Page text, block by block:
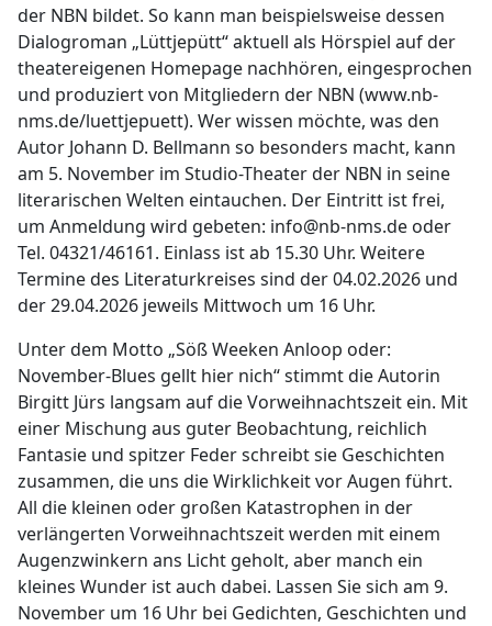
der NBN bildet. So kann man beispielsweise dessen
Dialogroman „Lüttjepütt“ aktuell als Hörspiel auf der
theatereigenen Homepage nachhören, eingesprochen
und produziert von Mitgliedern der NBN (www.nb-
nms.de/luettjepuett). Wer wissen möchte, was den
Autor Johann D. Bellmann so besonders macht, kann
am 5. November im Studio-Theater der NBN in seine
literarischen Welten eintauchen. Der Eintritt ist frei,
um Anmeldung wird gebeten: info@nb-nms.de oder
Tel. 04321/46161. Einlass ist ab 15.30 Uhr. Weitere
Termine des Literaturkreises sind der 04.02.2026 und
der 29.04.2026 jeweils Mittwoch um 16 Uhr.
Unter dem Motto „Söß Weeken Anloop oder:
November-Blues gellt hier nich“ stimmt die Autorin
Birgitt Jürs langsam auf die Vorweihnachtszeit ein. Mit
einer Mischung aus guter Beobachtung, reichlich
Fantasie und spitzer Feder schreibt sie Geschichten
zusammen, die uns die Wirklichkeit vor Augen führt.
All die kleinen oder großen Katastrophen in der
verlängerten Vorweihnachtszeit werden mit einem
Augenzwinkern ans Licht geholt, aber manch ein
kleines Wunder ist auch dabei. Lassen Sie sich am 9.
November um 16 Uhr bei Gedichten, Geschichten und